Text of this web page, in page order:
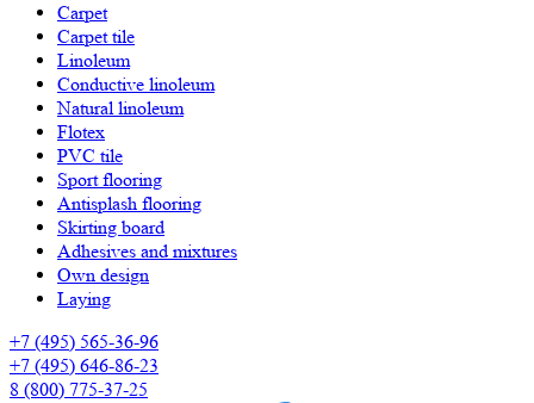
Carpet
Carpet tile
Linoleum
Сonductive linoleum
Natural linoleum
Flotex
PVC tile
Sport flooring
Antisplash flooring
Skirting board
Adhesives and mixtures
Own design
Laying
+7 (495) 565-36-96
+7 (495) 646-86-23
8 (800) 775-37-25